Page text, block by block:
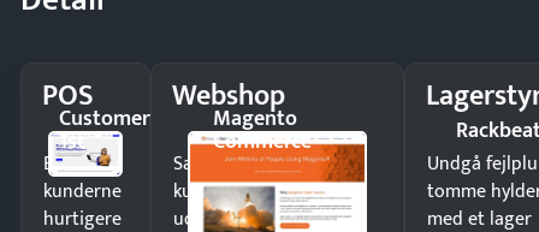
POS
Customer
1st
Ekspedér
kunderne
hurtigere
Webshop
Magento
Commerce
Sælg produkter 24/7 til
kunder i hele landet
uden
Undgå
tomme
med et lager